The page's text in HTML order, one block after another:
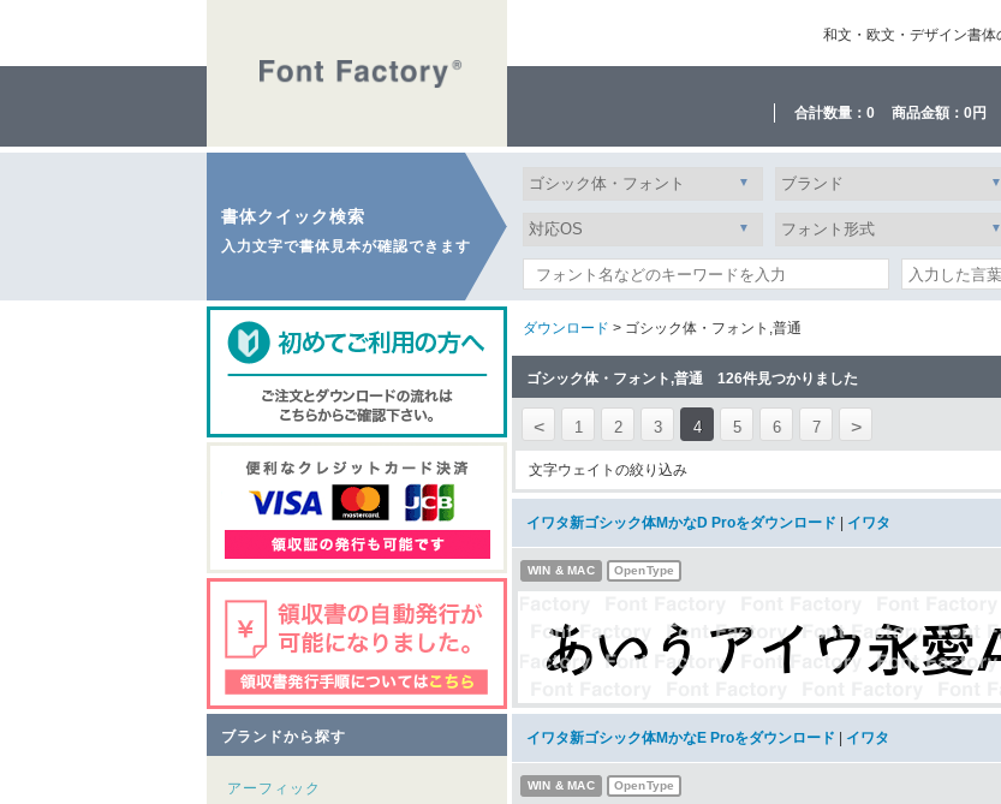
和文・欧文・デザイン書体
合計数量： 0 商品金額： 0円
書体クイック検索
入力文字で書体見本が確認できます
ブランドから探す
アーフィック
ダウンロード > ゴシック体・フォント,普通
ゴシック体・フォント,普通 126件見つかりました
< 1 2 3 4 5 6 7 >
文字ウェイトの絞り込み
イワタ新ゴシック体MかなD Proをダウンロード イワタ
WIN & MAC OpenType
イワタ新ゴシック体MかなE Proをダウンロード イワタ
WIN & MAC OpenType